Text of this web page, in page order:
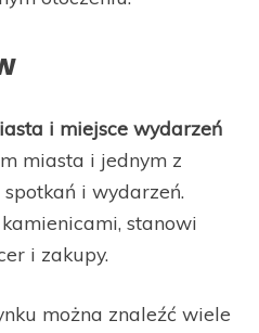
i miejsce wydarzeń
miasta i jednym z
i wydarzeń.
stanowi
i zakupy.
można znaleźć wiele